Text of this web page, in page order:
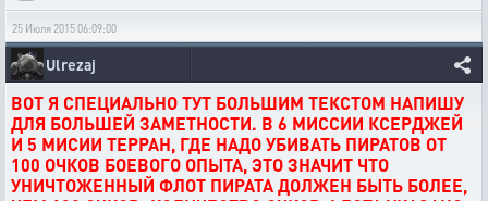
25 Июля 2015 06:09:00
Ulrezaj
ВОТ Я СПЕЦИАЛЬНО ТУТ БОЛЬШИМ ТЕКСТОМ НАПИШУ
ДЛЯ БОЛЬШЕЙ ЗАМЕТНОСТИ. В 6 МИССИИ КСЕРДЖЕЙ
И 5 МИСИИ ТЕРРАН, ГДЕ НАДО УБИВАТЬ ПИРАТОВ ОТ
100 ОЧКОВ БОЕВОГО ОПЫТА, ЭТО ЗНАЧИТ ЧТО
УНИЧТОЖЕННЫЙ ФЛОТ ПИРАТА ДОЛЖЕН БЫТЬ БОЛЕЕ,